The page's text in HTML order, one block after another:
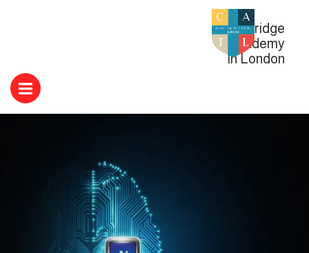
Cambridge
Academy
In London